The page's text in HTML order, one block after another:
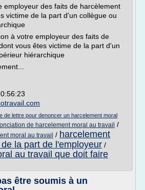
employeur des faits de harcèlement
victime de la part d'un collègue ou
à votre employeur des faits de
vous êtes victime de la part d'un
hiérarchique
de lettre pour denoncer un harcelement moral
de harcelement moral au travail /
moral au travail / harcelement
la part de l'employeur /
au travail que doit faire
être soumis à un